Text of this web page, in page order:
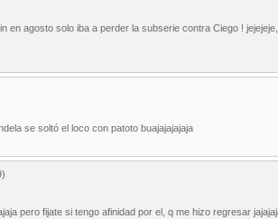
en agosto solo iba a perder la subserie contra Ciego !
se soltó el loco con patoto buajajajajaja
pero fijate si tengo afinidad por el, q me hizo regresar